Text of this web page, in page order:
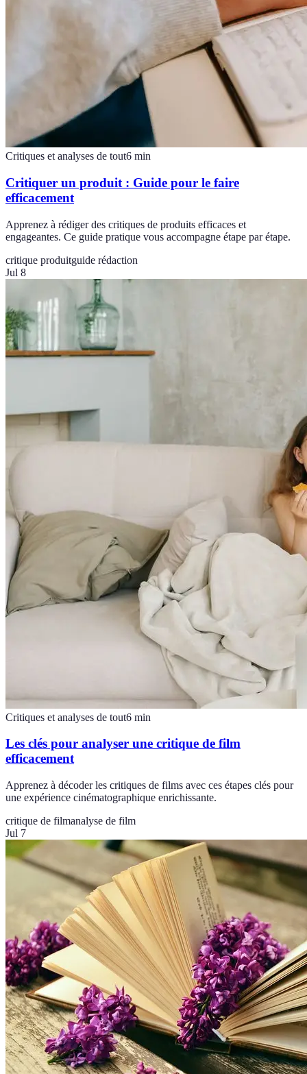
Critiques et analyses de tout6 min
Critiquer un produit : Guide pour le faire
efficacement
Apprenez à rédiger des critiques de produits efficaces et
engageantes. Ce guide pratique vous accompagne étape par étape.
critique produitguide rédaction
Jul 8
Critiques et analyses de tout6 min
Les clés pour analyser une critique de film
efficacement
Apprenez à décoder les critiques de films avec ces étapes clés pour
une expérience cinématographique enrichissante.
critique de filmanalyse de film
Jul 7